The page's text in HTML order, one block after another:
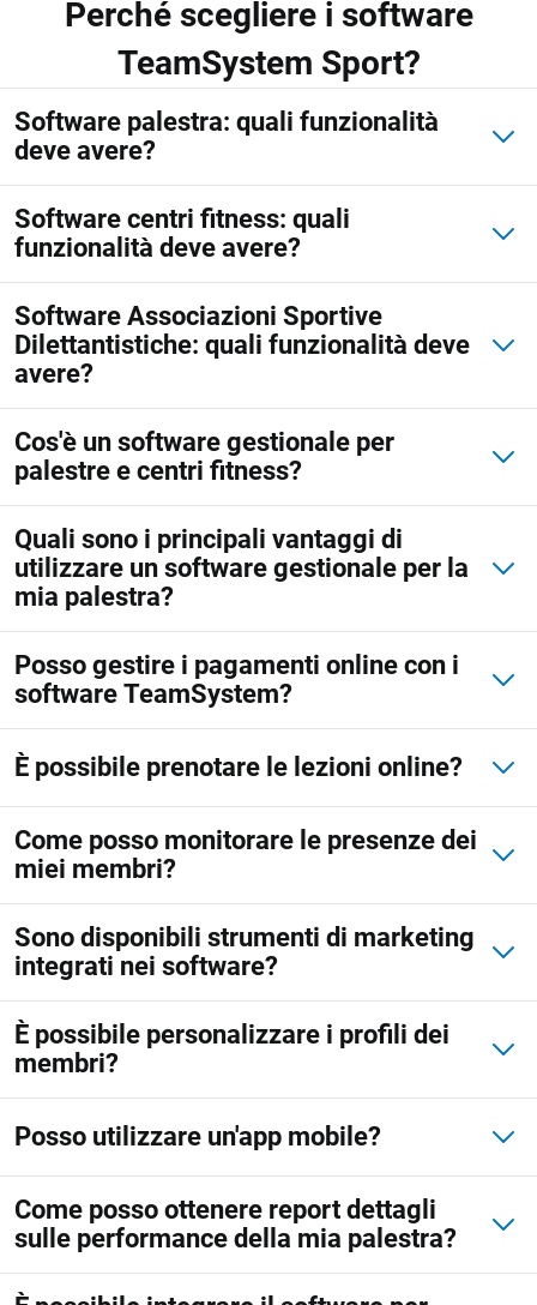
Perché scegliere i software
TeamSystem Sport?
Software palestra: quali funzionalità
deve avere?
Software centri fitness: quali
funzionalità deve avere?
Software Associazioni Sportive
Dilettantistiche: quali funzionalità deve
avere?
Cos'è un software gestionale per
palestre e centri fitness?
Quali sono i principali vantaggi di
utilizzare un software gestionale per la
mia palestra?
Posso gestire i pagamenti online con i
software TeamSystem?
È possibile prenotare le lezioni online?
Come posso monitorare le presenze dei
miei membri?
Sono disponibili strumenti di marketing
integrati nei software?
È possibile personalizzare i profili dei
membri?
Posso utilizzare un'app mobile?
Come posso ottenere report dettagli
sulle performance della mia palestra?